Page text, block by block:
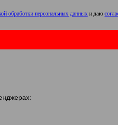
обработки персональных данных и даю